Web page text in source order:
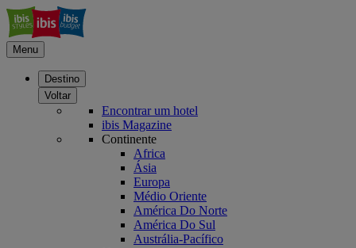
Menu
Destino
Voltar
Encontrar um hotel
ibis Magazine
Continente
Africa
Ásia
Europa
Médio Oriente
América Do Norte
América Do Sul
Austrália-Pacífico